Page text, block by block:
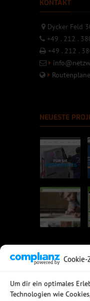
Um dir ein optimales
Technologien wie
KONTAKT
Dycker Feld
+49 . 212 .
+49 . 212 .
NEUESTE
Rechtssichere